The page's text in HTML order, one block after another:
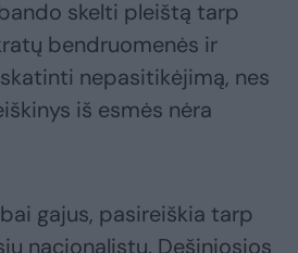
skelti pleištą tarp
bendruomenės ir
nepasitikėjimą, nes
iš esmės nėra
gajus, pasireiškia tarp
nacionalistų. Dešiniosios